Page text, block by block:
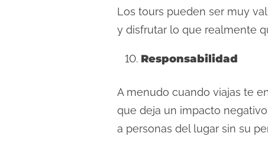
Los tours pueden ser muy
y disfrutar lo que realmente
Responsabilidad
A menudo cuando viajas te
que deja un impacto
a personas del lugar sin su